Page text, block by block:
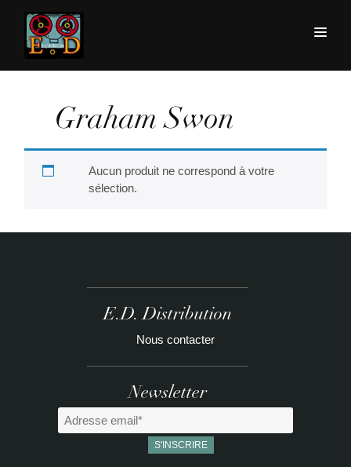
Graham Swon
Aucun produit ne correspond à votre
sélection.
E.D. Distribution
Nous contacter
Newsletter